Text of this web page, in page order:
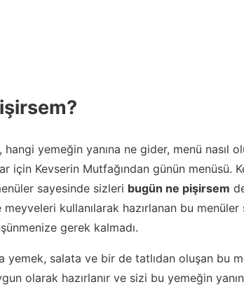
hangi yemeğin yanına ne gider, menü nasıl
için Kevserin Mutfağından günün menüsü.
sayesinde sizleri bugün ne pişirsem
kullanılarak hazırlanan bu menüler
gerek kalmadı.
yemek, salata ve bir de tatlıdan oluşan bu
olarak hazırlanır ve sizi bu yemeğin